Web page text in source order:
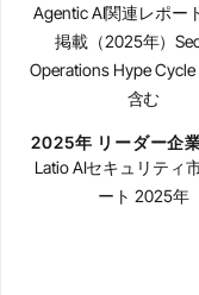
Agentic AI関連レポー
掲載（2025年）
Operations Hype
含む
2025年 リーダー企
Latio AIセキュリティ
ート 2025年